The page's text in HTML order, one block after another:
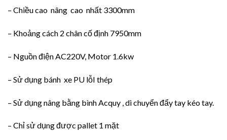
– Chiều cao nâng cao nhất 3300mm
– Khoảng cách 2 chân cố định 7950mm
– Nguồn điện AC220V, Motor 1.6kw
– Sử dụng bánh xe PU lỗI thép
– Sử dụng nâng bằng bình Acquy , di chuyển đẩy tay kéo tay.
– Chỉ sử dụng được pallet 1 mặt